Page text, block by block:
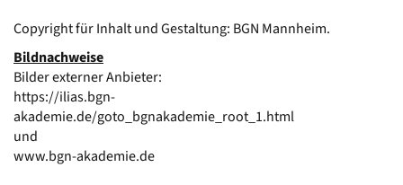
Copyright für Inhalt und Gestaltung: BGN Mannheim.
Bildnachweise
Bilder externer Anbieter:
https://ilias.bgn-
akademie.de/goto_bgnakademie_root_1.html
und
www.bgn-akademie.de